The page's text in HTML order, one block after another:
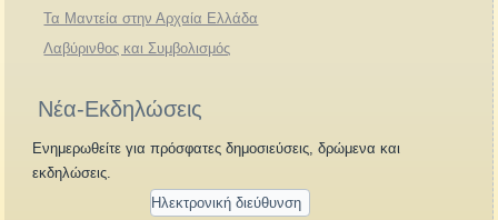
Τα Μαντεία στην Αρχαία Ελλάδα
Λαβύρινθος και Συμβολισμός
Νέα-Εκδηλώσεις
Ενημερωθείτε για πρόσφατες δημοσιεύσεις, δρώμενα και
εκδηλώσεις.